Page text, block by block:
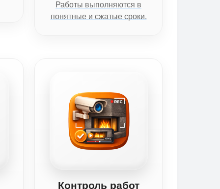
Работы выполняются в
понятные и сжатые сроки.
Контроль работ